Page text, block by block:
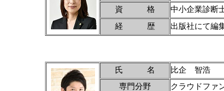
資 格
中小企業診断
経 歴
出版社にて編
氏 名
比企 智浩
専門分野
クラウドファ